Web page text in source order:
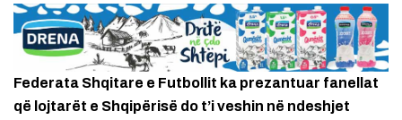
Federata Shqitare e Futbollit ka prezantuar fanellat
që lojtarët e Shqipërisë do t’i veshin në ndeshjet